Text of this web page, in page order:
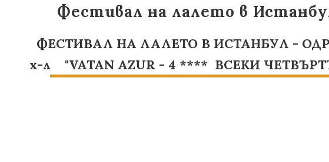
Фестивал на лалето в
ФЕСТИВАЛ НА ЛАЛЕТО В ИСТАНБУЛ -
AZUR - 4 **** ВСЕКИ